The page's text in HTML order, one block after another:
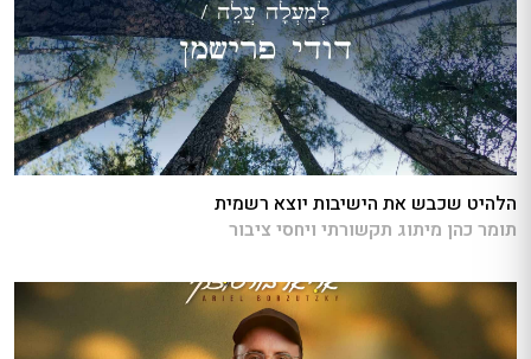
הלהיט שכבש את הישיבות יוצא רשמית
תומר כהן מיתוג תקשורתי ויחסי ציבור